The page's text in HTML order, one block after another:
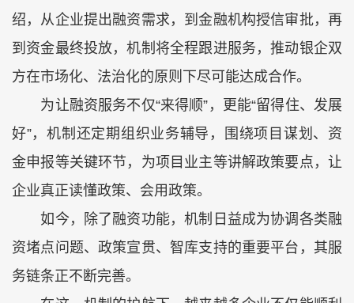
绍，从企业提出融资需求，到金融机构授信审批，再
到资金最终投放，机制将全程跟进服务，推动银企双
方在市场化、法治化的原则下尽可能达成合作。
为让融资服务不仅“来得顺”，更能“留得住、发展
好”，机制还定期组织业务辅导，围绕项目谋划、资
金申报等关键环节，为项目业主等讲解政策要点，让
企业真正读懂政策、会用政策。​
如今，除了融资功能，机制日益成为协调各类融
资堵点问题、政策宣贯、智库支持的重要平台，其服
务链条正不断完善。